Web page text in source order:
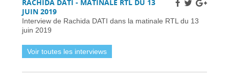
France : éligibilité et procédure de demande -
01 avril 2026
Horaires et détails de la fréquentation -01 avril
2026
Installer des pièges à frelons asiatiques en
France pour prévenir l’invasion de 2026 -
avril 2026
Améliorer la sécurité routière des jeunes
RACHIDA DATI - MATINALE RTL DU 13
JUIN 2019
Interview de Rachida DATI dans la matinale RTL du 13
juin 2019
Voir toutes les interviews